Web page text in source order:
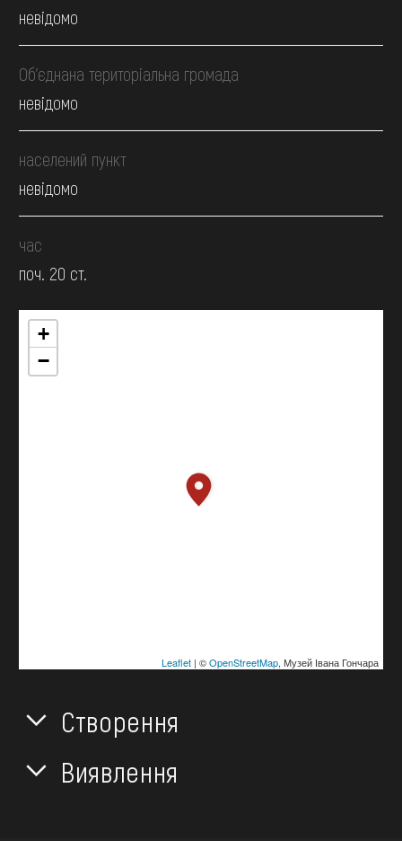
невідомо
Об’єднана територіальна громада
невідомо
населений пункт
невідомо
час
поч. 20 ст.
+
−
Leaflet| ©OpenStreetMap, Музей Івана Гончара
Створення
Виявлення